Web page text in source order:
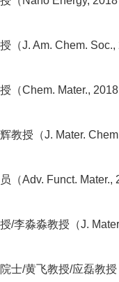
（J. Am. Chem. Soc.,
（Chem. Mater.,
教授（J. Mater.
（Adv. Funct. Mater.,
/李淼淼教授（J.
士/黄飞教授/应磊教